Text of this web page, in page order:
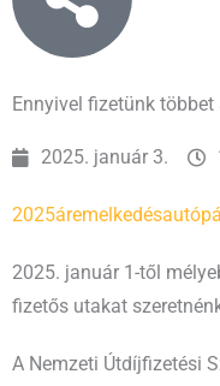
Ennyivel fizetünk
2025. január 3.
2025áremelkedés
2025. január 1-től
fizetős utakat
A Nemzeti Útdíjfizetési